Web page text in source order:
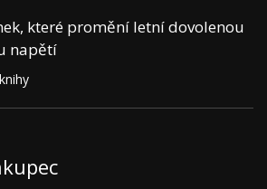
které promění letní dovolenou
napětí